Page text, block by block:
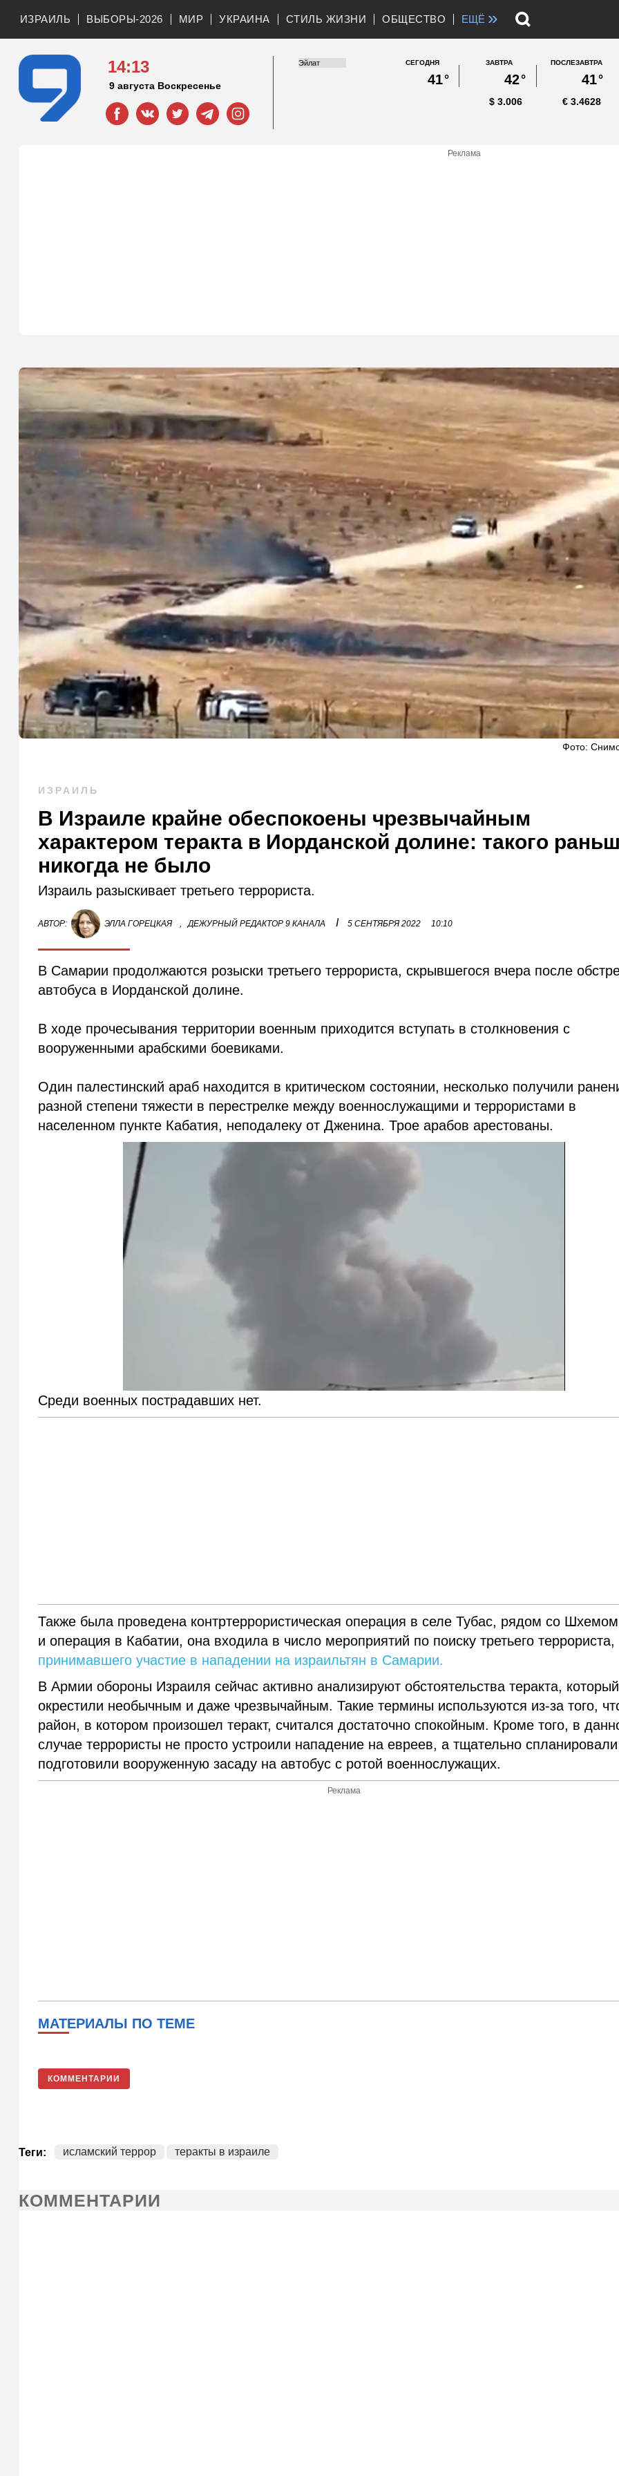
ИЗРАИЛЬ ВЫБОРЫ-2026 МИР УКРАИНА СТИЛЬ ЖИЗНИ ОБЩЕСТВО ЕЩЁ »
14:13
9 августа Воскресенье
СЕГОДНЯ
41°
ЗАВТРА
42°
ПОСЛЕЗАВТРА
41°
3.006
$ 3.4628
€
Реклама
Фото:
ИЗРАИЛЬ
В Израиле крайне обеспокоены чрезвычайным
характером теракта в Иорданской долине: такого
никогда не было
Израиль разыскивает третьего террориста.
АВТОР: ЭЛЛА ГОРЕЦКАЯ , ДЕЖУРНЫЙ РЕДАКТОР 9 КАНАЛА I 5 СЕНТЯБРЯ 2022 10:10
В Самарии продолжаются розыски третьего террориста, скрывшегося вчера после
автобуса в Иорданской долине.
В ходе прочесывания территории военным приходится вступать в столкновения с
вооруженными арабскими боевиками.
Один палестинский араб находится в критическом состоянии, несколько получили
разной степени тяжести в перестрелке между военнослужащими и террористами в
населенном пункте Кабатия, неподалеку от Дженина. Трое арабов арестованы.
Среди военных пострадавших нет.
Также была проведена контртеррористическая операция в селе Тубас, рядом со
и операция в Кабатии, она входила в число мероприятий по поиску третьего террориста,
принимавшего участие в нападении на израильтян в Самарии.
В Армии обороны Израиля сейчас активно анализируют обстоятельства теракта, который
окрестили необычным и даже чрезвычайным. Такие термины используются из-за того,
район, в котором произошел теракт, считался достаточно спокойным. Кроме того, в
случае террористы не просто устроили нападение на евреев, а тщательно
подготовили вооруженную засаду на автобус с ротой военнослужащих.
Реклама
МАТЕРИАЛЫ ПО ТЕМЕ
КОММЕНТАРИИ
Теги: исламский террор теракты в израиле
КОММЕНТАРИИ